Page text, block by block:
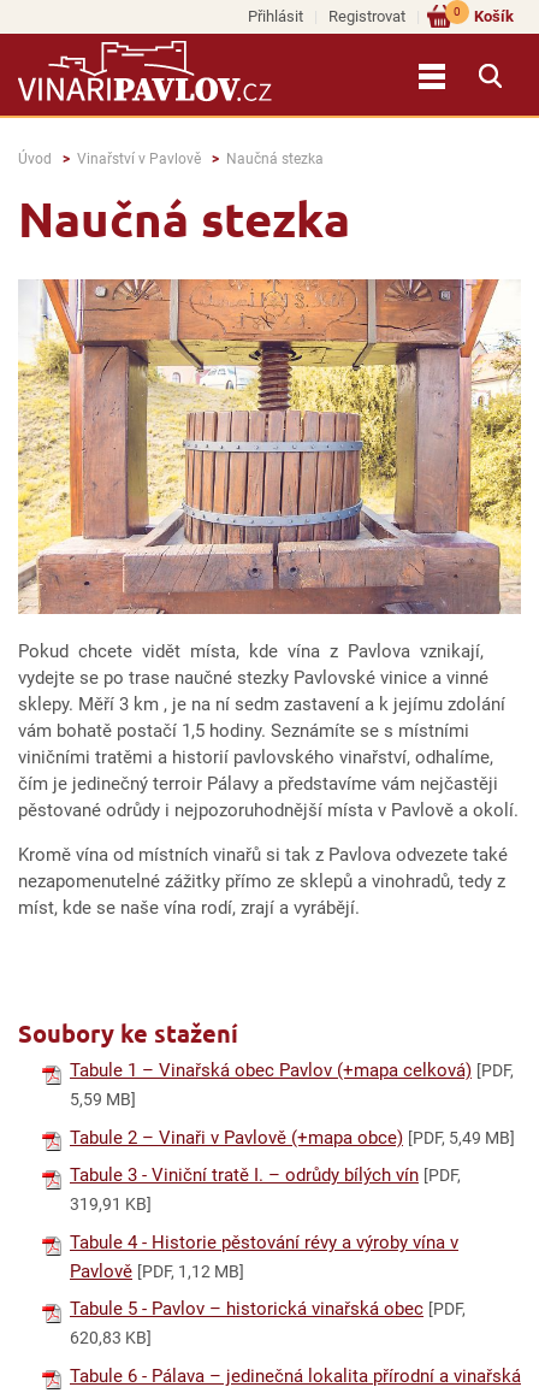
Přihlásit Registrovat Košík
0
Úvod Vinařství v Pavlově Naučná stezka
Naučná stezka
Pokud chcete vidět místa, kde vína z Pavlova vznikají,
vydejte se po trase naučné stezky Pavlovské vinice a vinné
sklepy. Měří 3 km , je na ní sedm zastavení a k jejímu zdolání
vám bohatě postačí 1,5 hodiny. Seznámíte se s místními
viničními tratěmi a historií pavlovského vinařství, odhalíme,
čím je jedinečný terroir Pálavy a představíme vám nejčastěji
pěstované odrůdy i nejpozoruhodnější místa v Pavlově a okolí.
Kromě vína od místních vinařů si tak z Pavlova odvezete také
nezapomenutelné zážitky přímo ze sklepů a vinohradů, tedy z
míst, kde se naše vína rodí, zrají a vyrábějí.
Soubory ke stažení
Tabule 1 – Vinařská obec Pavlov (+mapa celková) [PDF,
5,59 MB]
Tabule 2 – Vinaři v Pavlově (+mapa obce) [PDF, 5,49 MB]
Tabule 3 - Viniční tratě I. – odrůdy bílých vín [PDF,
319,91 KB]
Tabule 4 - Historie pěstování révy a výroby vína v
Pavlově [PDF, 1,12 MB]
Tabule 5 - Pavlov – historická vinařská obec [PDF,
620,83 KB]
Tabule 6 - Pálava – jedinečná lokalita přírodní a vinařská